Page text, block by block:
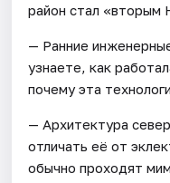
район стал «вторым
— Ранние
узнаете, как
почему эта
— Архитектура
отличать её от
обычно проходят